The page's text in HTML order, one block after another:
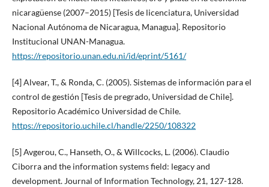
nicaragüense (2007–2015) [Tesis de licenciatura, Universidad
Nacional Autónoma de Nicaragua, Managua]. Repositorio
Institucional UNAN-Managua.
https://repositorio.unan.edu.ni/id/eprint/5161/
[4] Alvear, T., & Ronda, C. (2005). Sistemas de información para el
control de gestión [Tesis de pregrado, Universidad de Chile].
Repositorio Académico Universidad de Chile.
https://repositorio.uchile.cl/handle/2250/108322
[5] Avgerou, C., Hanseth, O., & Willcocks, L. (2006). Claudio
Ciborra and the information systems field: legacy and
development. Journal of Information Technology, 21, 127-128.